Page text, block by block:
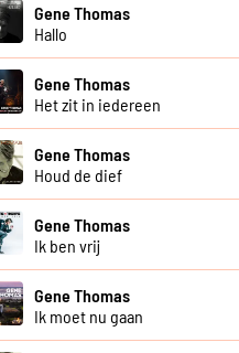
Gene Thomas
Hallo
Gene Thomas
Het zit in iedereen
Gene Thomas
Houd de dief
Gene Thomas
Ik ben vrij
Gene Thomas
Ik moet nu gaan